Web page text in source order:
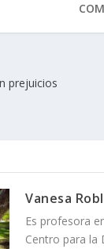
prejuicios
Vanesa
Es profesora
Centro para la